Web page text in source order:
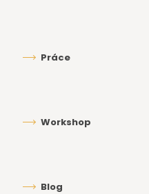
Práce
Workshop
Blog